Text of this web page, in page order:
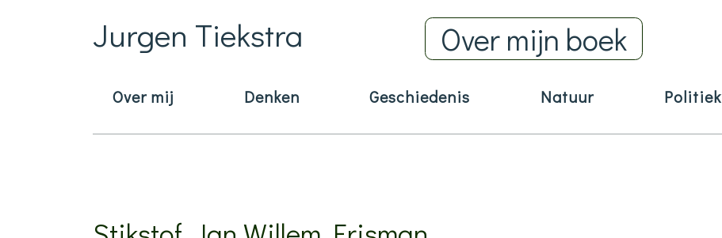
Jurgen Tiekstra Over mijn boek
Main Navigation
Over mij Denken Geschiedenis Natuur Politiek